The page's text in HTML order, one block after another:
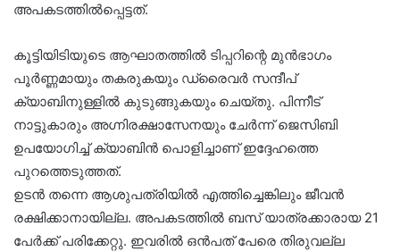
അപകടത്തിൽപ്പെട്ടത്.
കൂട്ടിയിടിയുടെ ആഘാതത്തിൽ ടിപ്പറിന്റെ മുൻഭാഗം
പൂർണ്ണമായും തകരുകയും ഡ്രൈവർ സന്ദീപ്
ക്യാബിനുള്ളിൽ കുടുങ്ങുകയും ചെയ്തു. പിന്നീട്
നാട്ടുകാരും അഗ്നിരക്ഷാസേനയും ചേർന്ന് ജെസിബി
ഉപയോഗിച്ച് ക്യാബിൻ പൊളിച്ചാണ് ഇദ്ദേഹത്തെ
പുറത്തെടുത്തത്.
ഉടൻ തന്നെ ആശുപത്രിയിൽ എത്തിച്ചെങ്കിലും ജീവൻ
രക്ഷിക്കാനായില്ല. അപകടത്തിൽ ബസ് യാത്രക്കാരായ 21
പേർക്ക് പരിക്കേറ്റു. ഇവരിൽ ഒൻപത് പേരെ തിരുവല്ല